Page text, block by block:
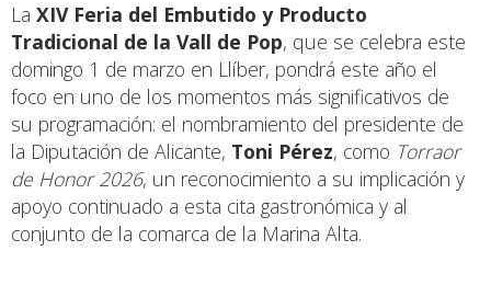
La XIV Feria del Embutido y Producto
Tradicional de la Vall de Pop, que se celebra este
domingo 1 de marzo en Llíber, pondrá este año el
foco en uno de los momentos más significativos de
su programación: el nombramiento del presidente de
la Diputación de Alicante, Toni Pérez, como Torraor
de Honor 2026, un reconocimiento a su implicación y
apoyo continuado a esta cita gastronómica y al
conjunto de la comarca de la Marina Alta.